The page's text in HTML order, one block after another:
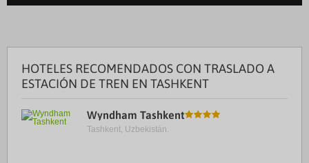
HOTELES RECOMENDADOS CON TRASLADO A
ESTACIÓN DE TREN EN TASHKENT
Wyndham Tashkent
Tashkent, Uzbekistán.